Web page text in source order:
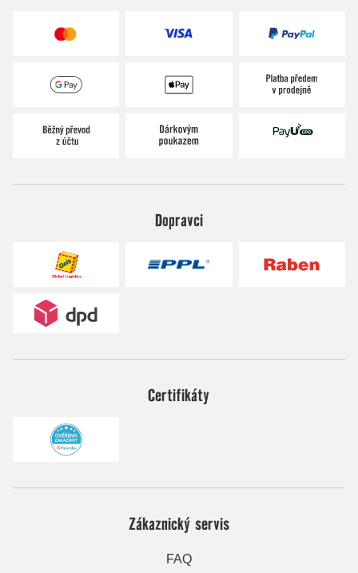
Dopravci
Certifikáty
Zákaznický servis
FAQ